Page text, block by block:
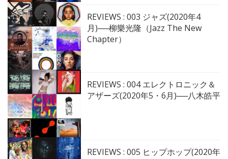
REVIEWS : 003 ジャズ(2020年4
月)──柳樂光隆（Jazz The New
Chapter）
REVIEWS : 004 エレクトロニック＆
アザーズ(2020年5・6月)──八木皓平
REVIEWS : 005 ヒップホップ(2020年